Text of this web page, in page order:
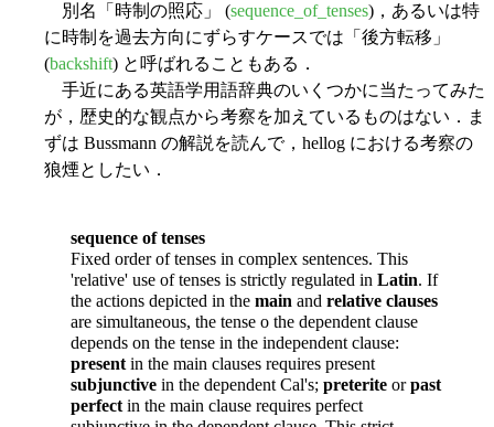
別名「時制の照応」 (sequence_of_tenses)，あるいは特
に時制を過去方向にずらすケースでは「後方転移」
(backshift) と呼ばれることもある．
手近にある英語学用語辞典のいくつかに当たってみた
が，歴史的な観点から考察を加えているものはない．ま
ずは Bussmann の解説を読んで，hellog における考察の
狼煙としたい．
sequence of tenses
Fixed order of tenses in complex sentences. This
'relative' use of tenses is strictly regulated in Latin. If
the actions depicted in the main and relative clauses
are simultaneous, the tense o the dependent clause
depends on the tense in the independent clause:
present in the main clauses requires present
subjunctive in the dependent Cal's; preterite orpast
perfect in the main clause requires perfect